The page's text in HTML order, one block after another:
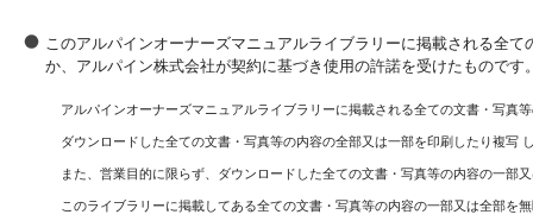
このアルパインオーナーズマニュアルライブラリーに掲載される全
か、アルパイン株式会社が契約に基づき使用の許諾を受けたもので
アルパインオーナーズマニュアルライブラリーに掲載される全ての文書・写真
ダウンロードした全ての文書・写真等の内容の全部又は一部を印刷したり複写
また、営業目的に限らず、ダウンロードした全ての文書・写真等の内容の一
このライブラリーに掲載してある全ての文書・写真等の内容の一部又は全部を